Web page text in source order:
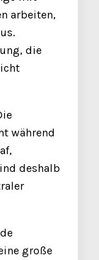
arbeiten,
die
während
deshalb
große